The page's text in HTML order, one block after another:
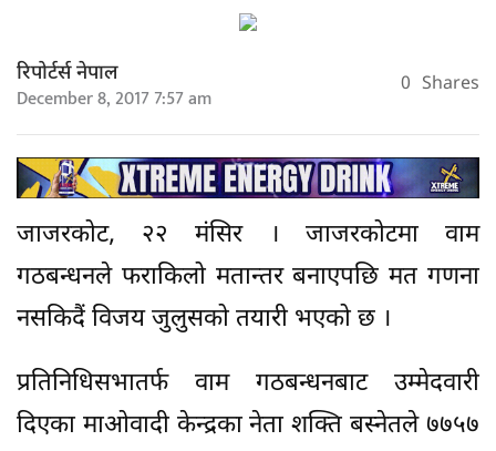
रिपोर्टर्स नेपाल
December 8, 2017 7:57 am 0 Shares
जाजरकोट, २२ मंसिर । जाजरकोटमा वाम
गठबन्धनले फराकिलो मतान्तर बनाएपछि मत गणना
नसकिदैं विजय जुलुसको तयारी भएको छ ।
प्रतिनिधिसभातर्फ वाम गठबन्धनबाट उम्मेदवारी
दिएका माओवादी केन्द्रका नेता शक्ति बस्नेतले ७७५७